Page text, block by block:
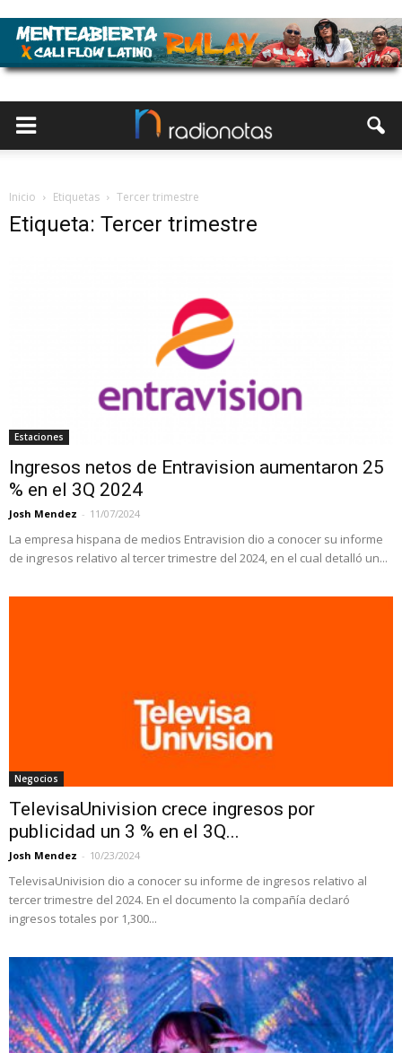
Inicio Etiquetas Tercer trimestre
Etiqueta: Tercer trimestre
Estaciones
Ingresos netos de Entravision aumentaron 25
% en el 3Q 2024
Josh Mendez - 11/07/2024
La empresa hispana de medios Entravision dio a conocer su informe
de ingresos relativo al tercer trimestre del 2024, en el cual detalló un...
Negocios
TelevisaUnivision crece ingresos por
publicidad un 3 % en el 3Q...
Josh Mendez - 10/23/2024
TelevisaUnivision dio a conocer su informe de ingresos relativo al
tercer trimestre del 2024. En el documento la compañía declaró
ingresos totales por 1,300...